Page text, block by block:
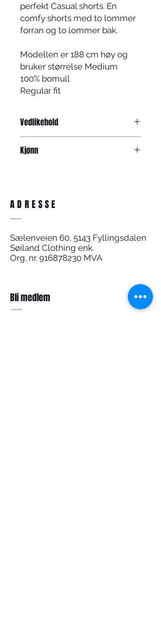
perfekt Casual shorts. En
comfy shorts med to lommer
forran og to lommer bak.
Modellen er 188 cm høy og
bruker størrelse Medium
100% bomull
Regular fit
Vedlikehold
Kjønn
ADRESSE
Sælenveien 60, 5143 Fyllingsdalen
Søiland Clothing enk.
Org. nr. 916878230 MVA
Bli medlem